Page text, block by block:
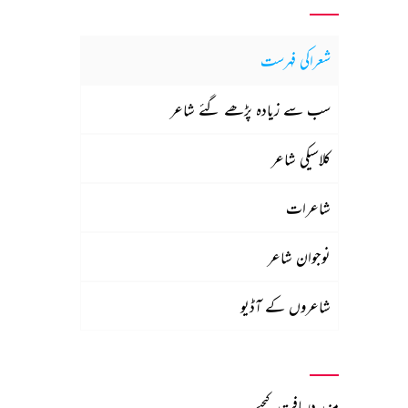
شعراکی فہرست
سب سے زیادہ پڑھے گئے شاعر
کلاسیکی شاعر
شاعرات
نوجوان شاعر
شاعروں کے آڈیو